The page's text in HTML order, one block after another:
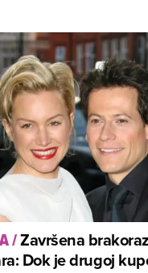
/Završena
Dok je drugoj